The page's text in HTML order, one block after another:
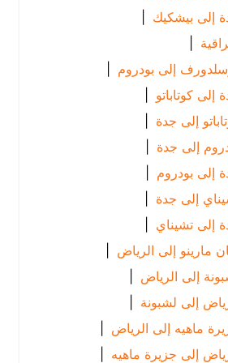
|
إلى بودروم |
|
جدة
جدة
|
جدة
|
إلى الرياض
|
الرياض
|
لشبونة |
إلى الرياض
|
جزيرة ماهيه |